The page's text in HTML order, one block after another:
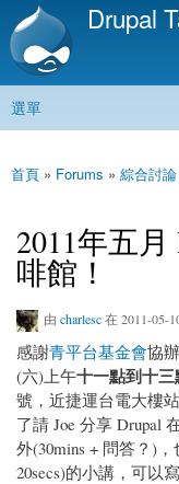
Drupal
主選單
選單
您在這裡
首頁 » Forums » 綜合討論
2011年五
啡館！
由 charlesc在 2011-05-
感謝青平台基金會協
(六)上午十一點到十三
號，近捷運台電大樓
了請 Joe 分享 Drupal
外(30mins + 問答？)
20secs)的小講，可以